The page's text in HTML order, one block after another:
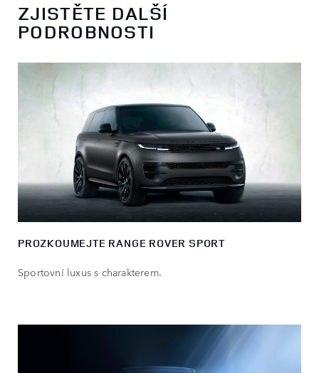
ZJISTĚTE DALŠÍ
PODROBNOSTI
PROZKOUMEJTE RANGE ROVER SPORT
Sportovní luxus s charakterem.